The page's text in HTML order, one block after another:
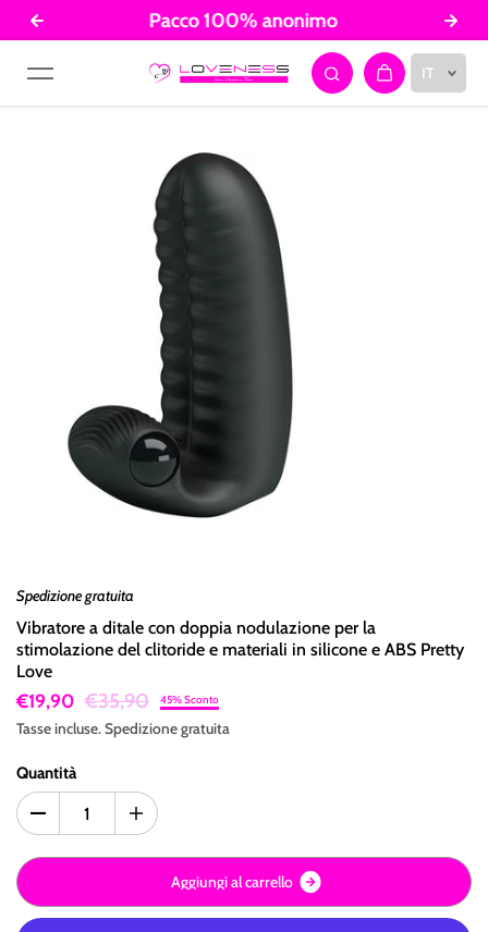
Salta al contenuto Pacco 100% anonimo
IT
Spedizione gratuita
Vibratore a ditale con doppia nodulazione per la
stimolazione del clitoride e materiali in silicone e ABS Pretty
Love
€19,90 €35,90 45% Sconto
Tasse incluse.Spedizionegratuita
Quantità
Aggiungialcarrello